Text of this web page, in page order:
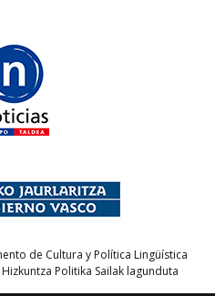
de Cultura y Política Lingüística
Politika Sailak lagunduta